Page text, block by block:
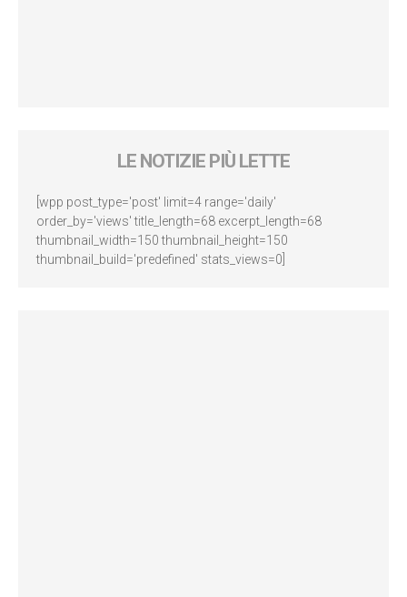
LE NOTIZIE PIÙ LETTE
[wpp post_type='post' limit=4 range='daily'
order_by='views' title_length=68 excerpt_length=68
thumbnail_width=150 thumbnail_height=150
thumbnail_build='predefined' stats_views=0]